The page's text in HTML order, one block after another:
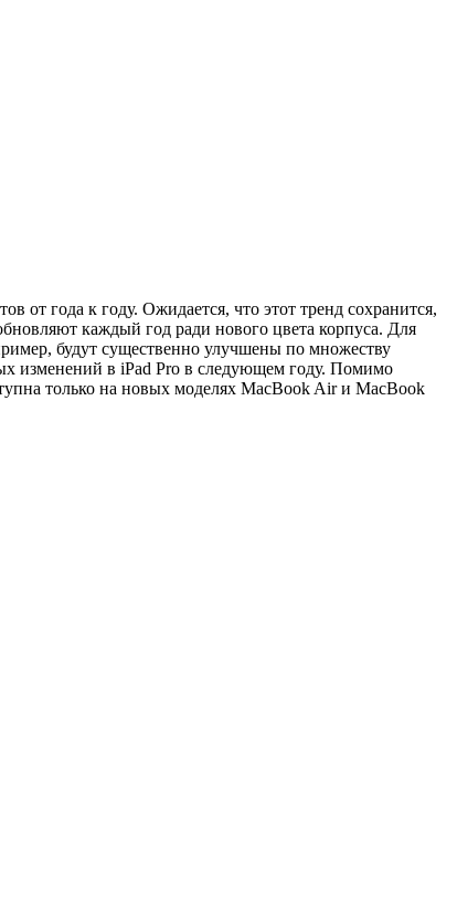
от года к году. Ожидается, что этот тренд сохранится,
каждый год ради нового цвета корпуса. Для
будут существенно улучшены по множеству
изменений в iPad Pro в следующем году. Помимо
только на новых моделях MacBook Air и MacBook